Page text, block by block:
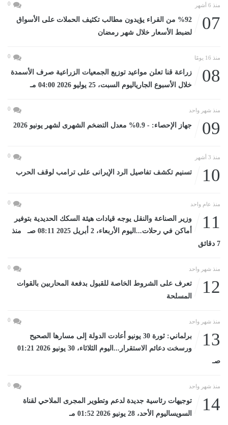
منذ 6 أشهر 0
07
%92 من القراء يؤيدون مطالب تكثيف الحملات على الأسواق
لضبط الأسعار خلال شهر رمضان
منذ 16 يومًا 0
08
زراعة قنا تعلن مواعيد توزيع الجمعيات الزراعية صرف الأسمدة
خلال الأسبوع الجارياليوم السبت، 25 يوليو 2026 04:00 مـ
منذ شهر واحد 0
09 جهاز الإحصاء: - 0.9% معدل التضخم الشهرى لشهر يونيو 2026
منذ 3 أشهر 0
10 تسنيم تكشف تفاصيل الرد الإيرانى على ترامب لوقف الحرب
منذ عام واحد 0
11
وزير الصناعة والنقل يوجه قيادات هيئة السكك الحديدية بتوفير
أماكن في رحلات...اليوم الأربعاء، 2 أبريل 2025 08:11 صـ منذ
7 دقائق
منذ شهر واحد 0
12
تعرف على الشروط الخاصة للقبول بدفعة المحاربين بالقوات
المسلحة
منذ شهر واحد 0
13
برلماني: ثورة 30 يونيو أعادت الدولة إلى مسارها الصحيح
ورسخت دعائم الاستقرار...اليوم الثلاثاء، 30 يونيو 2026 01:21
صـ
منذ شهر واحد 0
14
توجيهات رئاسية جديدة لدعم وتطوير المجرى الملاحي لقناة
السويساليوم الأحد، 28 يونيو 2026 01:52 مـ